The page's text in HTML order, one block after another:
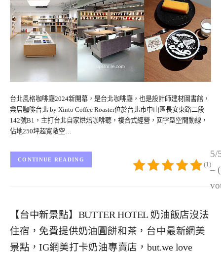
台北風格咖啡廳2024新開幕，是台北咖啡廳，也是設計師建材圖書館，
樂居咖啡台北 by Xinto Coffee Roaster位於台北市中山區長安東路二段
142號B1，主打台北自家烘焙咖啡聽，複合式經營，回字型空間動線，
佔地250坪超寬敞空…
5/
–
(1)
CONTINUE READING
【台中新景點】BUTTER HOTEL 奶油飯店沒法
住宿，免費提供奶油圓餅和茶，台中最新網美
景點，IG網美打卡奶油專賣店，but.we love